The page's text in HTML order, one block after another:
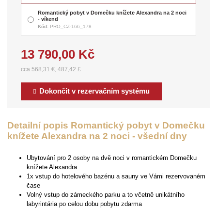
Romantický pobyt v Domečku knížete Alexandra na 2 noci
- víkend
Kód:PRO_CZ-166_178
13 790,00 Kč
cca 568,31 €, 487,42 £
Dokončit v rezervačním systému
Detailní popis Romantický pobyt v Domečku
knížete Alexandra na 2 noci - všední dny
Ubytování pro 2 osoby na dvě noci v romantickém Domečku
knížete Alexandra
1x vstup do hotelového bazénu a sauny ve Vámi rezervovaném
čase
Volný vstup do zámeckého parku a to včetně unikátního
labyrintária po celou dobu pobytu zdarma